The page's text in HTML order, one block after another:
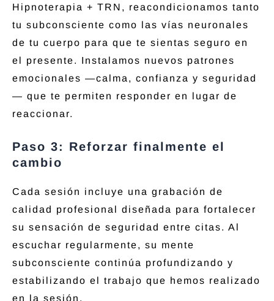
Hipnoterapia + TRN, reacondicionamos tanto
tu subconsciente como las vías neuronales
de tu cuerpo para que te sientas seguro en
el presente. Instalamos nuevos patrones
emocionales —calma, confianza y seguridad
— que te permiten responder en lugar de
reaccionar.
Paso 3: Reforzar finalmente el
cambio
Cada sesión incluye una grabación de
calidad profesional diseñada para fortalecer
su sensación de seguridad entre citas. Al
escuchar regularmente, su mente
subconsciente continúa profundizando y
estabilizando el trabajo que hemos realizado
en la sesión.